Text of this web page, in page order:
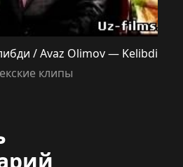
/ Avaz Olimov — Kelibdi
клипы